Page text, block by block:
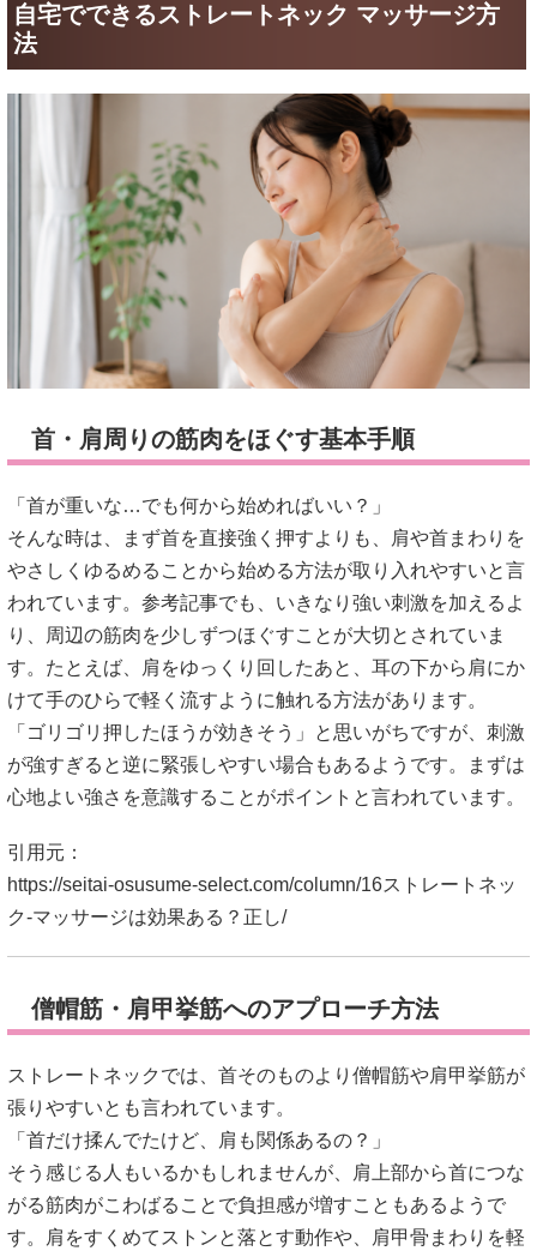
自宅でできるストレートネック マッサージ方
法
首・肩周りの筋肉をほぐす基本手順
「首が重いな…でも何から始めればいい？」
そんな時は、まず首を直接強く押すよりも、肩や首まわりを
やさしくゆるめることから始める方法が取り入れやすいと言
われています。参考記事でも、いきなり強い刺激を加えるよ
り、周辺の筋肉を少しずつほぐすことが大切とされていま
す。たとえば、肩をゆっくり回したあと、耳の下から肩にか
けて手のひらで軽く流すように触れる方法があります。
「ゴリゴリ押したほうが効きそう」と思いがちですが、刺激
が強すぎると逆に緊張しやすい場合もあるようです。まずは
心地よい強さを意識することがポイントと言われています。
引用元：
https://seitai-osusume-select.com/column/16ストレートネッ
ク-マッサージは効果ある？正し/
僧帽筋・肩甲挙筋へのアプローチ方法
ストレートネックでは、首そのものより僧帽筋や肩甲挙筋が
張りやすいとも言われています。
「首だけ揉んでたけど、肩も関係あるの？」
そう感じる人もいるかもしれませんが、肩上部から首につな
がる筋肉がこわばることで負担感が増すこともあるようで
す。肩をすくめてストンと落とす動作や、肩甲骨まわりを軽